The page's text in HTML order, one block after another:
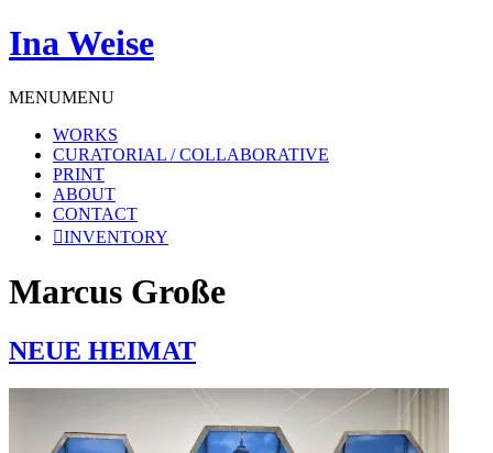
Ina Weise
MENUMENU
WORKS
CURATORIAL / COLLABORATIVE
PRINT
ABOUT
CONTACT
INVENTORY
Marcus Große
NEUE HEIMAT